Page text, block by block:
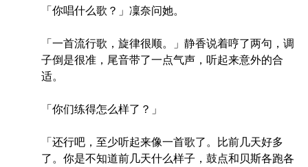
「你唱什么歌？」凜奈问她。
「一首流行歌，旋律很顺。」静香说着哼了两句，调
子倒是很准，尾音带了一点气声，听起来意外的合
适。
「你们练得怎么样了？」
「还行吧，至少听起来像一首歌了。比前几天好多
了。你是不知道前几天什么样子，鼓点和贝斯各跑各